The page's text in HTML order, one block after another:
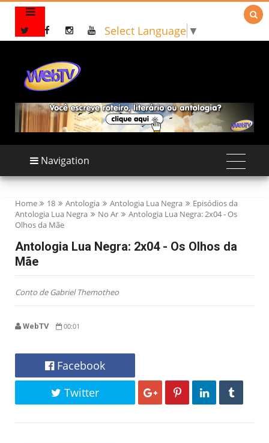
Select Language ▼

Navigation
Home 18 Antologia Antologia Lua Negra
Episódios da
Antologia Lua Negra
No Ar
Antologia Lua Negra: 2x04 - Os
Olhos da Mãe
Antologia Lua Negra: 2x04 - Os Olhos da
Mãe
Conto de Gabriel Themotheo
WebTV 00:01
Facebook
Twitter